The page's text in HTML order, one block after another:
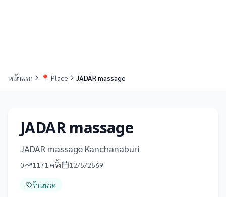
หน้าแรก 📍 Place JADAR massage
JADAR massage
JADAR massage Kanchanaburi
0 1171 ครั้ง 12/5/2569
ร้านนวด